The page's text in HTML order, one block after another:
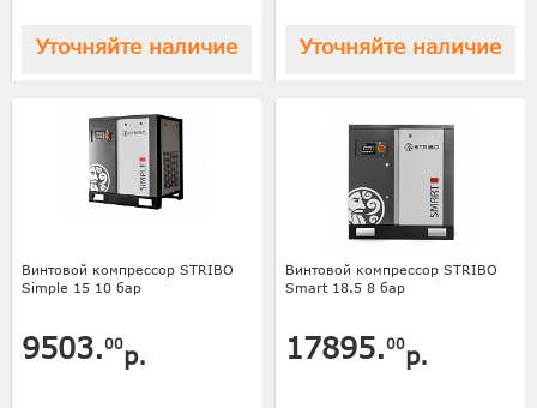
Уточняйте наличие Уточняйте наличие
Винтовой компрессор STRIBO
Simple 15 10 бар
9503.00р.
Винтовой компрессор STRIBO
Smart 18.5 8 бар
17895.00р.